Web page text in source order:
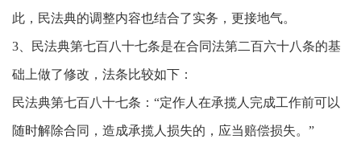
此，民法典的调整内容也结合了实务，更接地气。
3、民法典第七百八十七条是在合同法第二百六十八条的基
础上做了修改，法条比较如下：
民法典第七百八十七条：“定作人在承揽人完成工作前可以
随时解除合同，造成承揽人损失的，应当赔偿损失。”